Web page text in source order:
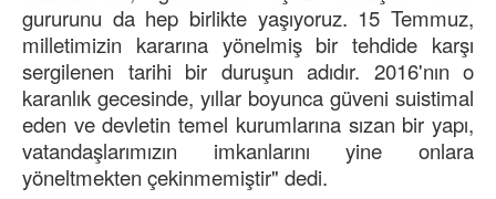
gururunu da hep birlikte yaşıyoruz. 15 Temmuz,
milletimizin kararına yönelmiş bir tehdide karşı
sergilenen tarihi bir duruşun adıdır. 2016'nın o
karanlık gecesinde, yıllar boyunca güveni suistimal
eden ve devletin temel kurumlarına sızan bir yapı,
vatandaşlarımızın imkanlarını yine onlara
yöneltmekten çekinmemiştir" dedi.